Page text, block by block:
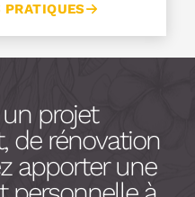
projet
de rénovation
apporter une